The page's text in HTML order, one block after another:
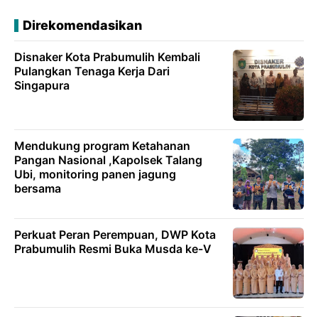
Direkomendasikan
Disnaker Kota Prabumulih Kembali
Pulangkan Tenaga Kerja Dari
Singapura
Mendukung program Ketahanan
Pangan Nasional ,Kapolsek Talang
Ubi, monitoring panen jagung
bersama
Perkuat Peran Perempuan, DWP Kota
Prabumulih Resmi Buka Musda ke-V